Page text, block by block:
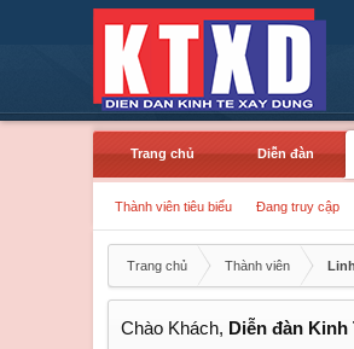
Trang chủ
Diễn đàn
Thành viên tiêu biểu Đang truy cập
Trang chủ Thành viên
Chào Khách, Diễn đàn